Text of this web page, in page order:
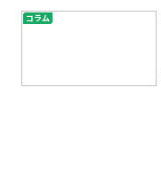
コラム